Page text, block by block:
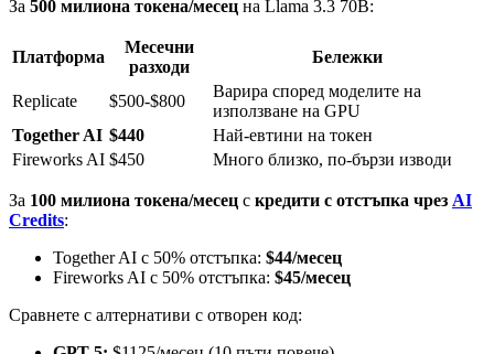
За 500 милиона токена/месец на Llama 3.3 70B:
Платформа
Месечни
разходи
Бележки
Replicate $500-$800
Варира според моделите на
използване на GPU
Together AI $440
Най-евтини на токен
Fireworks AI $450 Много близко, по-бързи изводи
За 100 милиона токена/месец с кредити с отстъпка чрез AI
Credits:
Together AI с 50% отстъпка: $44/месец
Fireworks AI с 50% отстъпка: $45/месец
Сравнете с алтернативи с отворен код: